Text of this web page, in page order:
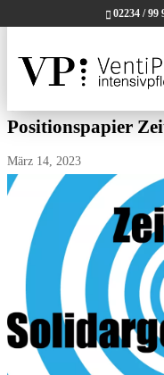
02234 / 99 999 44.02234 / 99
Positionspapier
März 14, 2023